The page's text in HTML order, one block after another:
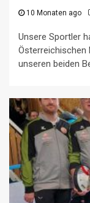
10 Monaten ago
Unsere Sportler
unseren beiden